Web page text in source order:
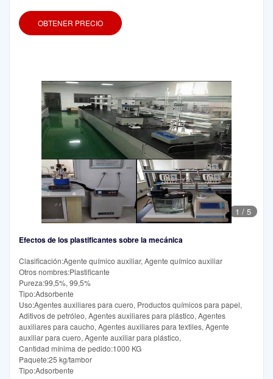
OBTENER PRECIO
1 / 5
Efectos de los plastificantes sobre la mecánica
Clasificación:Agente químico auxiliar, Agente químico auxiliar
Otros nombres:Plastificante
Pureza:99,5%, 99,5%
Tipo:Adsorbente
Uso:Agentes auxiliares para cuero, Productos químicos para papel,
Aditivos de petróleo, Agentes auxiliares para plástico, Agentes
auxiliares para caucho, Agentes auxiliares para textiles, Agente
auxiliar para cuero, Agente auxiliar para plástico,
Cantidad mínima de pedido:1000 KG
Paquete:25 kg/tambor
Tipo:Adsorbente